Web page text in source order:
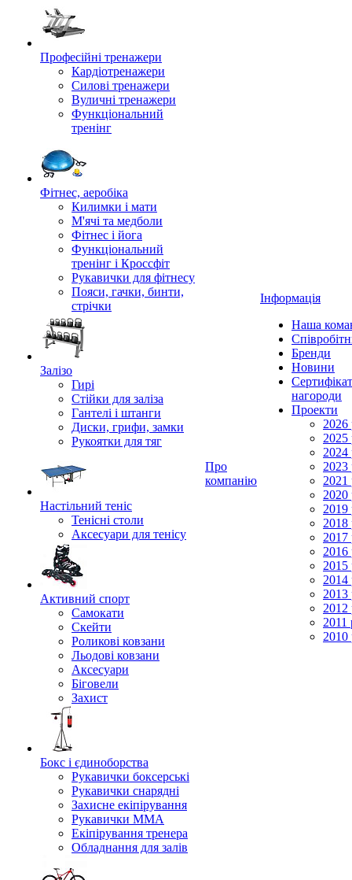
Професійні тренажери
Кардіотренажери
Силові тренажери
Вуличні тренажери
Функціональний
тренінг
Фітнес, аеробіка
Килимки і мати
М'ячі та медболи
Фітнес і йога
Функціональний
тренінг і Кроссфіт
Рукавички для фітнесу
Пояси, гачки, бинти,
стрічки
Залізо
Гирі
Стійки для заліза
Гантелі і штанги
Диски, грифи, замки
Рукоятки для тяг
Настільний теніс
Тенісні столи
Аксесуари для тенісу
Активний спорт
Самокати
Скейти
Роликові ковзани
Льодові ковзани
Аксесуари
Біговели
Захист
Бокс і єдиноборства
Рукавички боксерські
Рукавички снарядні
Захисне екіпірування
Рукавички ММА
Екіпірування тренера
Обладнання для залів
Про
компанію
Інформація
Наша
Бренди
Новини
нагороди
Проекти
2026
2025
2024
2023
2021
2020
2019
2018
2017
2016
2015
2014
2013
2012
2011
2010